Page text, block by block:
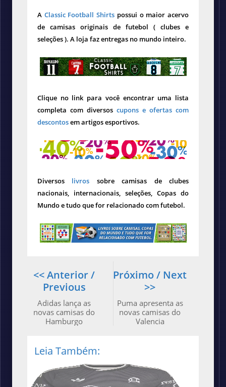
A Classic Football Shirts possui o maior acervo
de camisas originais de futebol ( clubes e
seleções ). A loja faz entregas no mundo inteiro.
Clique no link para você encontrar uma lista
completa com diversos cupons e ofertas com
descontosem artigos esportivos.
Diversos livros sobre camisas de clubes
nacionais, internacionais, seleções, Copas do
Mundo e tudo que for relacionado com futebol.
Próximo / Next
>>
Puma apresenta as
novas camisas do
Valencia
<< Anterior /
Previous
Adidas lança as
novas camisas do
Hamburgo
Leia Também: